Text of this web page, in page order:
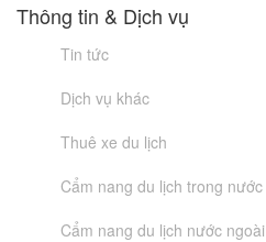
Thông tin & Dịch vụ
Tin tức
Dịch vụ khác
Thuê xe du lịch
Cẩm nang du lịch trong nước
Cẩm nang du lịch nước ngoài